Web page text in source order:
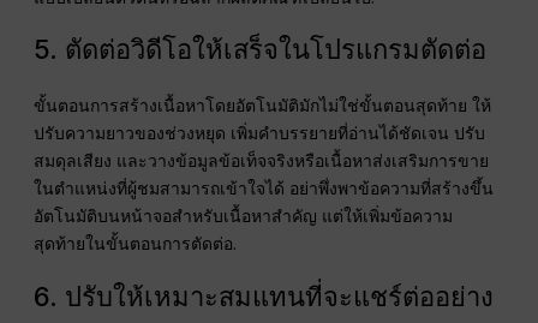
5. ตัดต่อวิดีโอให้เสร็จในโปรแกรมตัดต่อ
ขั้นตอนการสร้างเนื้อหาโดยอัตโนมัติมักไม่ใช่ขั้นตอนสุดท้าย ให้
ปรับความยาวของช่วงหยุด เพิ่มคำบรรยายที่อ่านได้ชัดเจน ปรับ
สมดุลเสียง และวางข้อมูลข้อเท็จจริงหรือเนื้อหาส่งเสริมการขาย
ในตำแหน่งที่ผู้ชมสามารถเข้าใจได้ อย่าพึ่งพาข้อความที่สร้างขึ้น
อัตโนมัติบนหน้าจอสำหรับเนื้อหาสำคัญ แต่ให้เพิ่มข้อความ
สุดท้ายในขั้นตอนการตัดต่อ.
6. ปรับให้เหมาะสมแทนที่จะแชร์ต่ออย่าง